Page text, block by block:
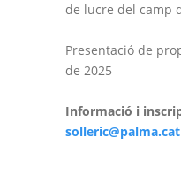
de lucre del camp
Presentació de
de 2025
Informació i
solleric@palma.cat